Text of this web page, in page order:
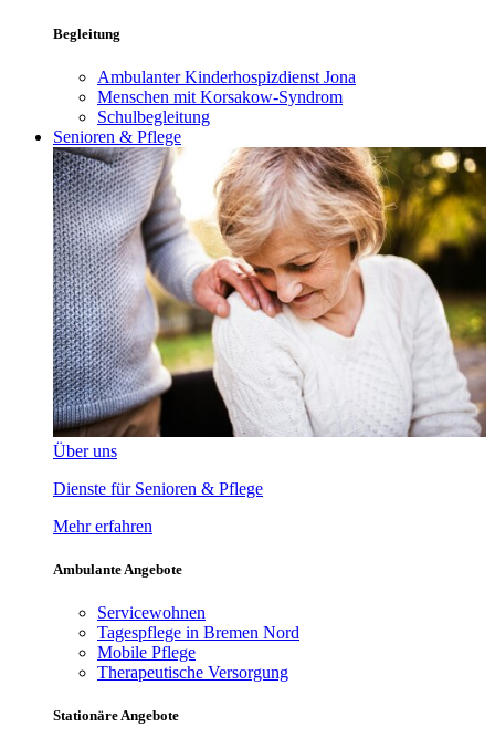
Begleitung
Ambulanter Kinderhospizdienst Jona
Menschen mit Korsakow-Syndrom
Schulbegleitung
Senioren & Pflege
Über uns
Dienste für Senioren & Pflege
Mehr erfahren
Ambulante Angebote
Servicewohnen
Tagespflege in Bremen Nord
Mobile Pflege
Therapeutische Versorgung
Stationäre Angebote